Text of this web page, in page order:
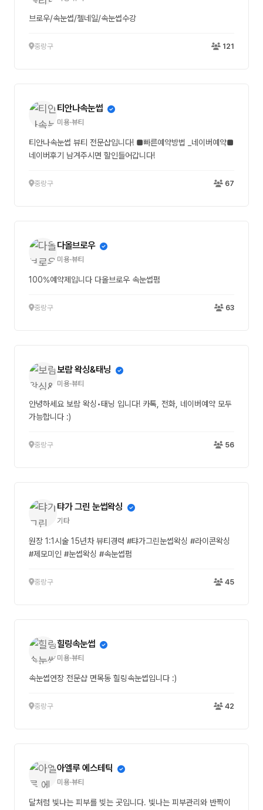
브로우/속눈썹/젤네일/속눈썹수강
중랑구 121
티안나속눈썹
미용·뷰티
티안나속눈썹 뷰티 전문샵입니다! ■빠른예약방법 _네이버예약■
네이버후기 남겨주시면 할인들어갑니다!
중랑구 67
다올브로우
미용·뷰티
100%예약제입니다 다올브로우 속눈썹펌
중랑구 63
보람 왁싱&태닝
미용·뷰티
안녕하세요 보람 왁싱•태닝 입니다! 카톡, 전화, 네이버예약 모두
가능합니다 :)
중랑구 56
탸가 그린 눈썹왁싱
기타
원장 1:1시술 15년차 뷰티경력 #탸가그린눈썹왁싱 #라이콘왁싱
#제모미인 #눈썹왁싱 #속눈썹펌
중랑구 45
힐링속눈썹
미용·뷰티
속눈썹연장 전문샵 면목동 힐링속눈썹입니다 :)
중랑구 42
아엘루 에스테틱
미용·뷰티
달처럼 빛나는 피부를 빚는 곳입니다. 빛나는 피부관리와 반짝이